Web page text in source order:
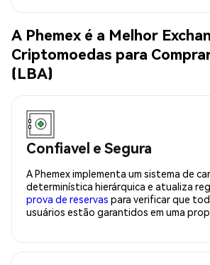
A Phemex é a Melhor
Criptomoedas para
(LBA)
Confiavel e Segura
A Phemex implementa um sistema de
determinística hierárquica e atualiza
prova de reservas para verificar que
usuários estão garantidos em uma